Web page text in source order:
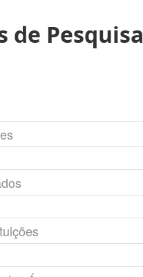
de Pesquisa